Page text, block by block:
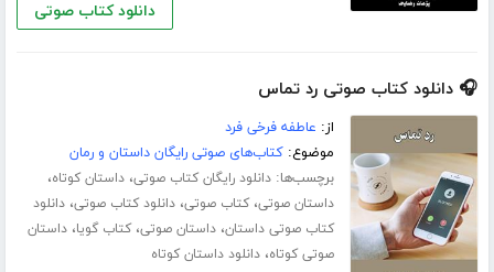
دانلود کتاب صوتی
🎧 دانلود کتاب صوتی رد تماس
از: عاطفه فرخی فرد
موضوع:کتاب‌های صوتی رایگان داستان و رمان
برچسب‌ها:دانلود رایگان کتاب صوتی،داستان کوتاه،
داستان صوتی،کتاب صوتی،دانلود کتاب صوتی،دانلود
کتاب صوتی داستان،داستان صوتی،کتاب گویا،داستان
صوتی کوتاه،دانلود داستان کوتاه